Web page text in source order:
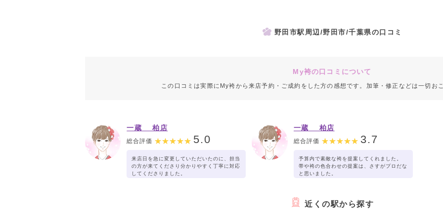
野田市駅周辺/野田市/千葉県の口コミ
My袴の口コミについて
この口コミは実際にMy袴から来店予約・ご成約をした方の感想です。加筆・修正などは一切お
一蔵 柏店
総合評価 5.0
来店日を急に変更していただいたのに、担当
の方が来てくださり分かりやすく丁寧に対応
してくださりました。
一蔵 柏店
総合評価 3.7
予算内で素敵な袴を提案してくれました。
帯や袴の色合わせの提案は、さすがプロだな
と思いました。
近くの駅から探す